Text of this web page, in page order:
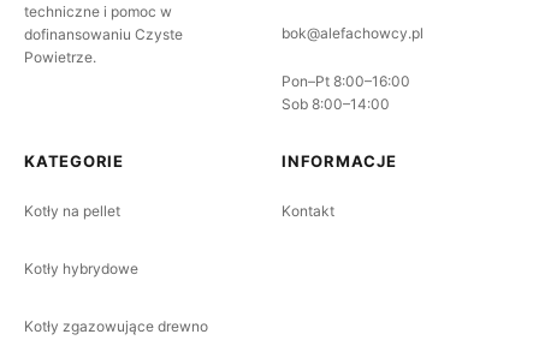
techniczne i pomoc w
dofinansowaniu Czyste
Powietrze.
bok@alefachowcy.pl
Pon–Pt 8:00–16:00
Sob 8:00–14:00
KATEGORIE
Kotły na pellet
Kotły hybrydowe
Kotły zgazowujące drewno
INFORMACJE
Kontakt